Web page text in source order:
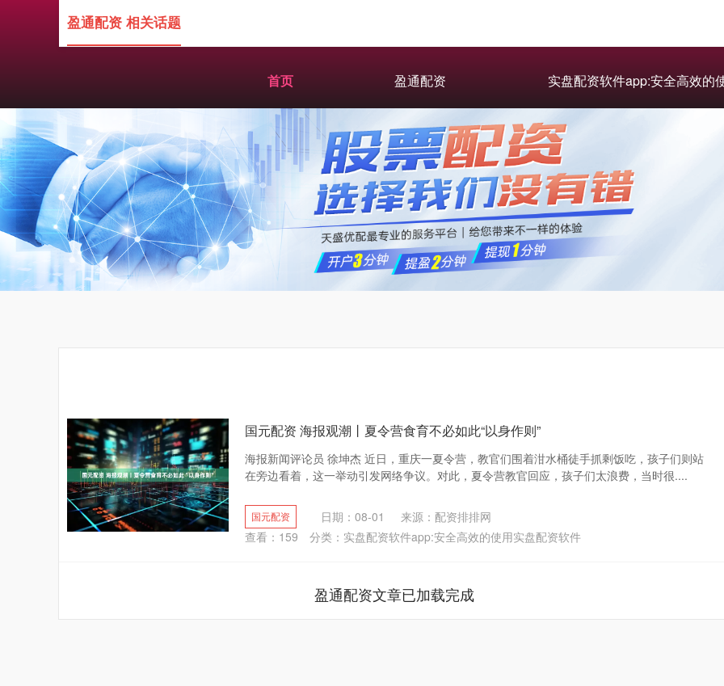
首页 盈通配资 实盘配资软件app:安全高效的
盈通配资 相关话题
国元配资 海报观潮丨夏令营食育不必如此“以身作则”
海报新闻评论员 徐坤杰 近日，重庆一夏令营，教官们围着泔水桶徒手抓剩饭吃，孩子们则站
在旁边看着，这一举动引发网络争议。对此，夏令营教官回应，孩子们太浪费，当时很....
国元配资 日期：08-01
来源：配资排排网
查看： 159 分类： 实盘配资软件app:安全高效的使用实盘配资软件
盈通配资文章已加载完成